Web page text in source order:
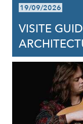
19/09/2026
VISITE